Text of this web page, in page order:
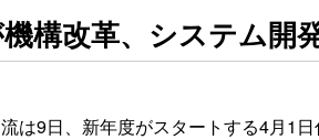
構改革、システム開
は9日、新年度がスタートする4月1